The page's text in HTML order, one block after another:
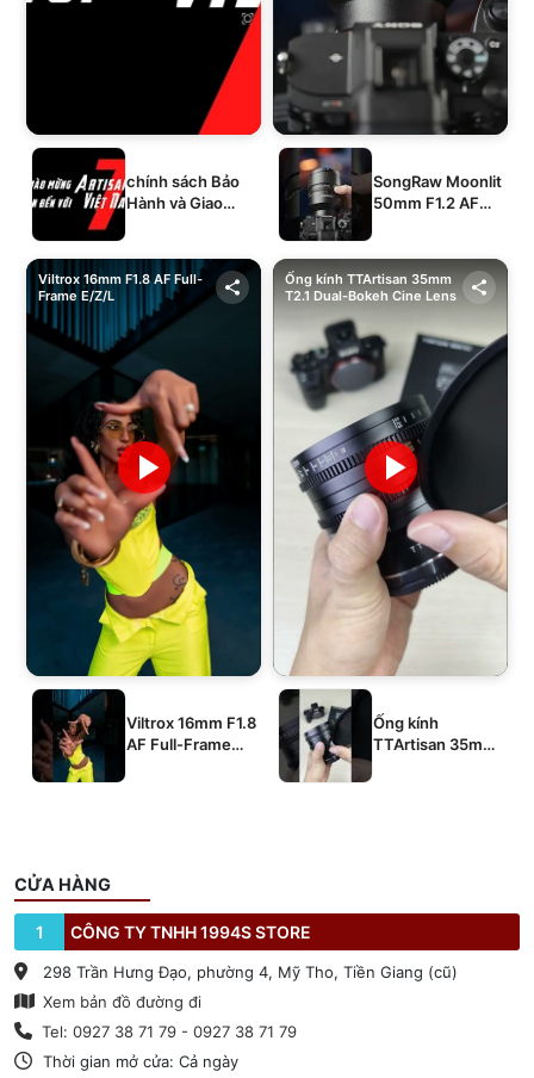
chính sách Bảo
Hành và Giao
SongRaw Moonlit
50mm F1.2 AF
Viltrox 16mm F1.8 AF Full-
Frame E/Z/L
Viltrox 16mm F1.8
AF Full-Frame
Ống kính TTArtisan 35mm
T2.1 Dual-Bokeh Cine Lens
Ống kính
TTArtisan 35mm
CỬA HÀNG
1 CÔNG TY TNHH 1994S STORE
298 Trần Hưng Đạo, phường 4, Mỹ Tho, Tiền Giang (cũ)
Xem bản đồ đường đi
Tel: 0927 38 71 79 - 0927 38 71 79
Thời gian mở cửa: Cả ngày